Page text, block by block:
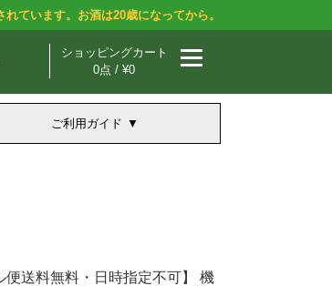
ています。お酒は20歳になってから。
ショッピングカート
0点 / ¥0
ご利用ガイド
便送料無料・日時指定不可】 機